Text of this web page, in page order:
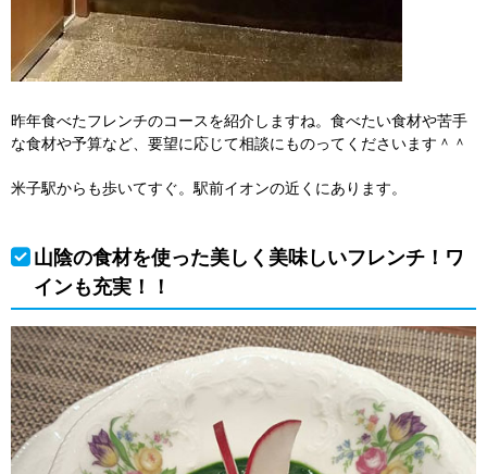
昨年食べたフレンチのコースを紹介しますね。食べたい食材や苦手
な食材や予算など、要望に応じて相談にものってくださいます＾＾
米子駅からも歩いてすぐ。駅前イオンの近くにあります。
山陰の食材を使った美しく美味しいフレンチ！ワ
インも充実！！